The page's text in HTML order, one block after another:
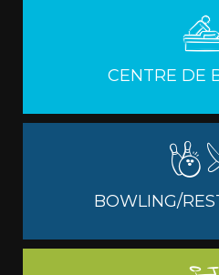
CENTRE DE
BOWLING/